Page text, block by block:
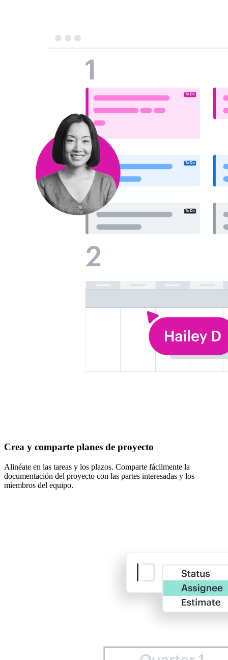
Crea y comparte planes de proyecto
Alinéate en las tareas y los plazos. Comparte fácilmente la
documentación del proyecto con las partes interesadas y los
miembros del equipo.